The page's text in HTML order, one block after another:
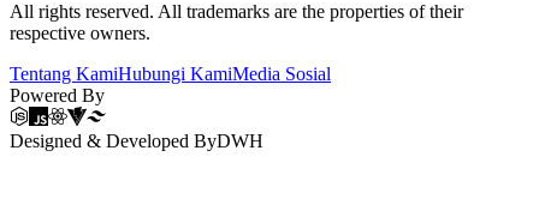
All rights reserved. All trademarks are the properties of their
respective owners.
Tentang KamiHubungi KamiMedia Sosial
Powered By
Designed & Developed ByDWH